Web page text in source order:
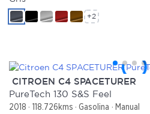
+2
CITROEN C4 SPACETURER
PureTech 130 S&S Feel
2018 118.726kms Gasolina
Manual